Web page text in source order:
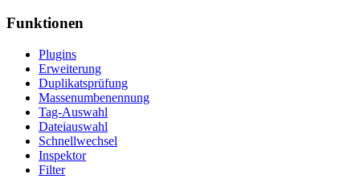
Funktionen
Plugins
Erweiterung
Duplikatsprüfung
Massenumbenennung
Tag-Auswahl
Dateiauswahl
Schnellwechsel
Inspektor
Filter